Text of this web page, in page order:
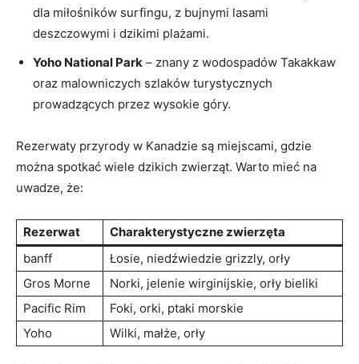
dla miłośników surfingu, z bujnymi lasami
deszczowymi i dzikimi plażami.
Yoho National Park – znany z wodospadów Takakkaw
oraz malowniczych szlaków turystycznych
prowadzących przez wysokie góry.
Rezerwaty przyrody w Kanadzie są miejscami, gdzie
można spotkać wiele dzikich zwierząt. Warto mieć na
uwadze, że:
Rezerwat
Charakterystyczne zwierzęta
banff
Łosie, niedźwiedzie grizzly, orły
Gros Morne
Norki, jelenie wirginijskie, orły bieliki
Pacific Rim
Foki, orki, ptaki morskie
Yoho
Wilki, małże, orły